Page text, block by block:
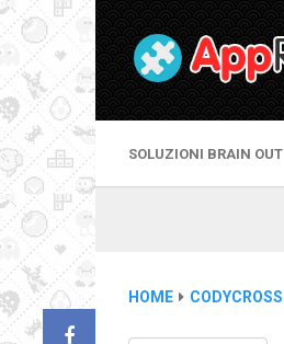
SOLUZIONI BRAIN OUT
HOME CODYCROSS